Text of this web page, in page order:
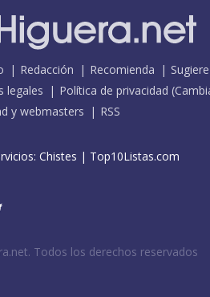
Redacción Recomienda
legales
Política de privacidad (
y webmasters
RSS
Chistes | Top10Listas.com
Todos los derechos reservados